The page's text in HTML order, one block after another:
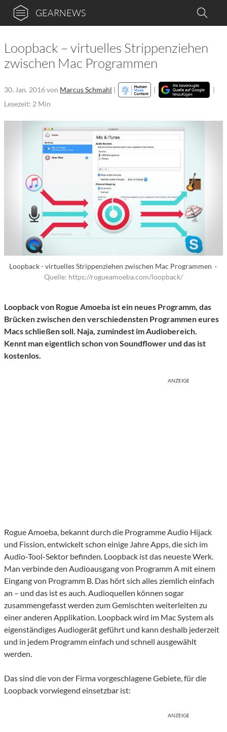
GEARNEWS
Loopback – virtuelles Strippenziehen
zwischen Mac Programmen
30. Jan. 2016von Marcus Schmahl | |
|
Lesezeit: 2 Min
Loopback - virtuelles Strippenziehen zwischen Mac Programmen ·
Quelle: https://rogueamoeba.com/loopback/
Loopback von Rogue Amoeba ist ein neues Programm, das
Brücken zwischen den verschiedensten Programmen eures
Macs schließen soll. Naja, zumindest im Audiobereich.
Kennt man eigentlich schon von Soundflower und das ist
kostenlos.
ANZEIGE
Rogue Amoeba, bekannt durch die Programme Audio Hijack
und Fission, entwickelt schon einige Jahre Apps, die sich im
Audio-Tool-Sektor befinden. Loopback ist das neueste Werk.
Man verbinde den Audioausgang von Programm A mit einem
Eingang von Programm B. Das hört sich alles ziemlich einfach
an – und das ist es auch. Audioquellen können sogar
zusammengefasst werden zum Gemischten weiterleiten zu
einer anderen Applikation. Loopback wird im Mac System als
eigenständiges Audiogerät geführt und kann deshalb jederzeit
und in jedem Programm einfach und schnell ausgewählt
werden.
Das sind die von der Firma vorgeschlagene Gebiete, für die
Loopback vorwiegend einsetzbar ist:
ANZEIGE